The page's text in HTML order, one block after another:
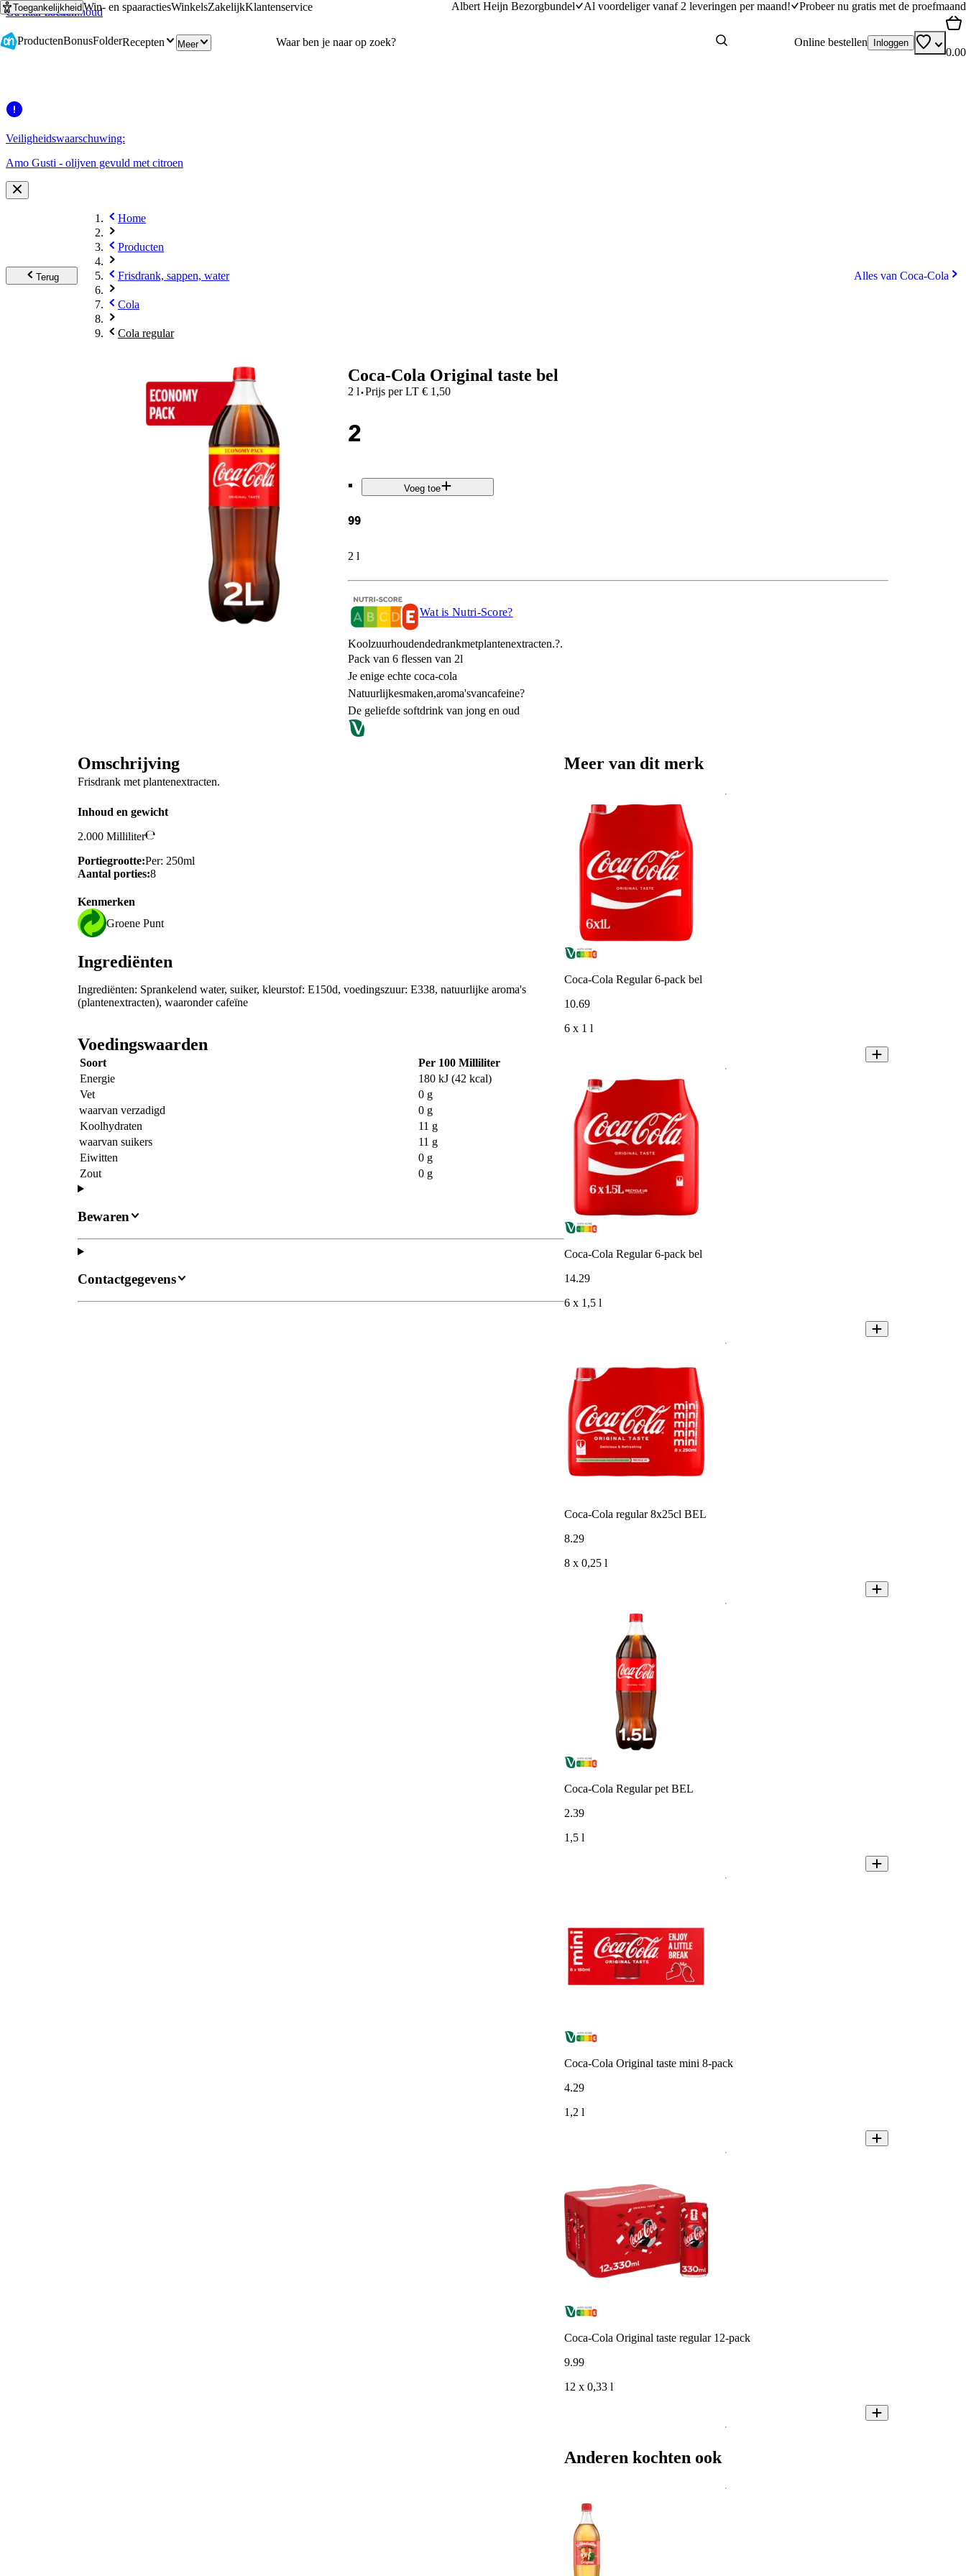
Ga naar hoofdinhoud
Ga naar zoeken
ToegankelijkheidWin- en spaaractiesWinkelsZakelijkKlantenservice Albert Heijn Bezorgbundel Al voordeliger vanaf 2 leveringen per maand! Probeer nu gratis met de proefmaand
ProductenBonusFolderRecepten Meer Online bestellen Inloggen
0.00
Veiligheidswaarschuwing:
Amo Gusti - olijven gevuld met citroen
Terug
Home
Producten
Frisdrank, sappen, water
Cola
Cola regular
Alles van Coca-Cola
Coca-Cola Original taste bel
2 l·Prijs per LT€ 1,50
2
.
99
2 l
Voeg toe
Wat is Nutri-Score?
Koolzuurhoudendedrankmetplantenextracten.?.
Pack van 6 flessen van 2l
Je enige echte coca-cola
Natuurlijkesmaken,aroma'svancafeine?
De geliefde softdrink van jong en oud
Omschrijving
Frisdrank met plantenextracten.
Inhoud en gewicht
2.000 Milliliter
Portiegrootte:Per: 250ml
Aantal porties:8
Kenmerken
Groene Punt
Ingrediënten
Ingrediënten: Sprankelend water, suiker, kleurstof: E150d, voedingszuur: E338, natuurlijke aroma's
(plantenextracten), waaronder cafeïne
Voedingswaarden
Soort
Per 100 Milliliter
Energie
180 kJ (42 kcal)
Vet
0 g
waarvan verzadigd
0 g
Koolhydraten
11 g
waarvan suikers
11 g
Eiwitten
0 g
Zout
0 g
Bewaren
Contactgegevens
Meer van dit merk
Coca-Cola Regular 6-pack bel
10.69
6 x 1 l
Coca-Cola Regular 6-pack bel
14.29
6 x 1,5 l
Coca-Cola regular 8x25cl BEL
8.29
8 x 0,25 l
Coca-Cola Regular pet BEL
2.39
1,5 l
Coca-Cola Original taste mini 8-pack
4.29
1,2 l
Coca-Cola Original taste regular 12-pack
9.99
12 x 0,33 l
Anderen kochten ook